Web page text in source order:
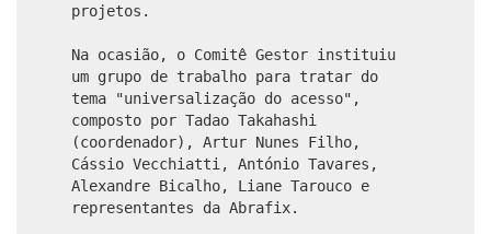
projetos.
Na ocasião, o Comitê Gestor instituiu
um grupo de trabalho para tratar do
tema "universalização do acesso",
composto por Tadao Takahashi
(coordenador), Artur Nunes Filho,
Cássio Vecchiatti, António Tavares,
Alexandre Bicalho, Liane Tarouco e
representantes da Abrafix.